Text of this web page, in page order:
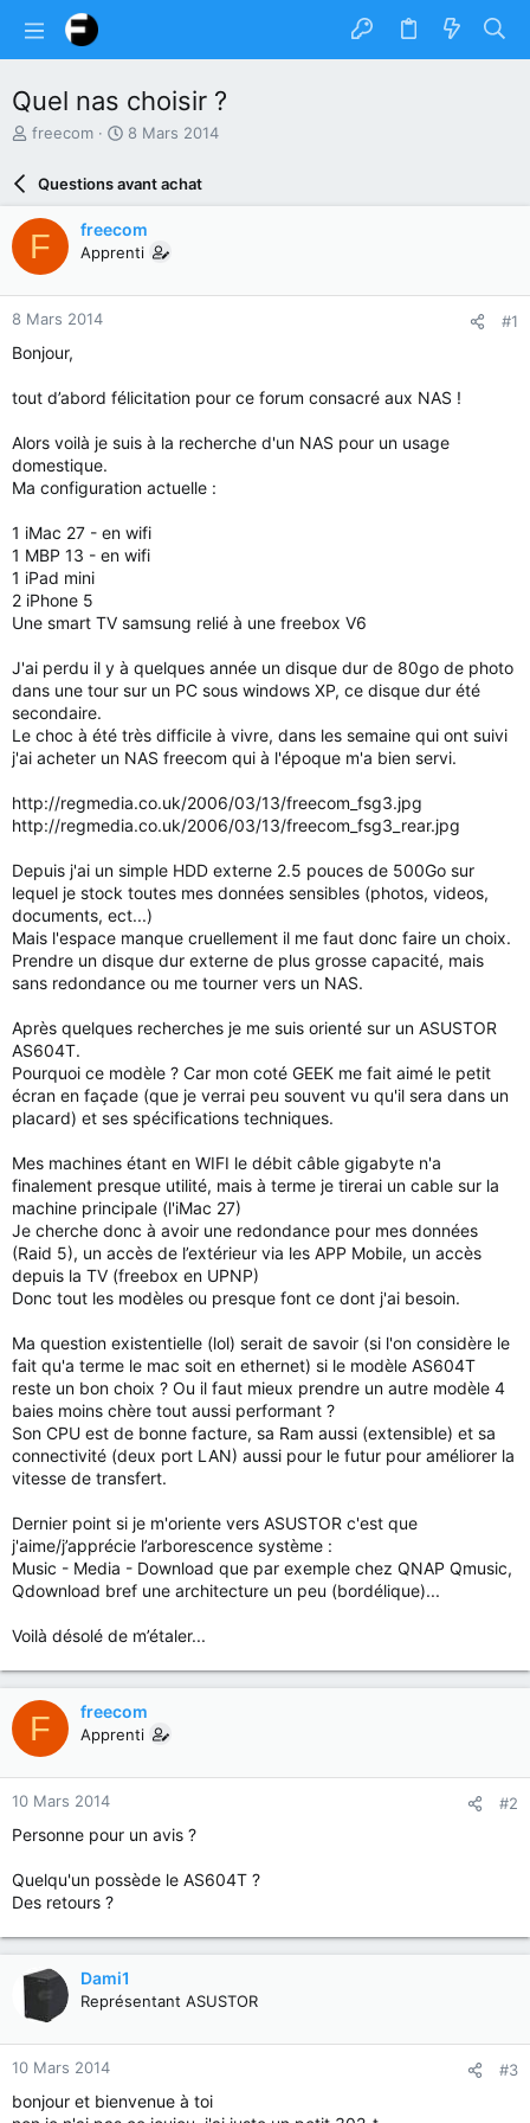
Quel nas choisir ?
A
u
r
d
u
s
u
freecom
D
e
e
d
b
8 Mars 2014
Questions avant achat
F freecom
Apprenti
8 Mars 2014 #1
Bonjour,
tout d’abord félicitation pour ce forum consacré aux NAS !
Alors voilà je suis à la recherche d'un NAS pour un usage
domestique.
Ma configuration actuelle :
1 iMac 27 - en wifi
1 MBP 13 - en wifi
1 iPad mini
2 iPhone 5
Une smart TV samsung relié à une freebox V6
J'ai perdu il y à quelques année un disque dur de 80go de photo
dans une tour sur un PC sous windows XP, ce disque dur été
secondaire.
Le choc à été très difficile à vivre, dans les semaine qui ont suivi
j'ai acheter un NAS freecom qui à l'époque m'a bien servi.
http://regmedia.co.uk/2006/03/13/freecom_fsg3.jpg
http://regmedia.co.uk/2006/03/13/freecom_fsg3_rear.jpg
Depuis j'ai un simple HDD externe 2.5 pouces de 500Go sur
lequel je stock toutes mes données sensibles (photos, videos,
documents, ect...)
Mais l'espace manque cruellement il me faut donc faire un choix.
Prendre un disque dur externe de plus grosse capacité, mais
sans redondance ou me tourner vers un NAS.
Après quelques recherches je me suis orienté sur un ASUSTOR
AS604T.
Pourquoi ce modèle ? Car mon coté GEEK me fait aimé le petit
écran en façade (que je verrai peu souvent vu qu'il sera dans un
placard) et ses spécifications techniques.
Mes machines étant en WIFI le débit câble gigabyte n'a
finalement presque utilité, mais à terme je tirerai un cable sur la
machine principale (l'iMac 27)
Je cherche donc à avoir une redondance pour mes données
(Raid 5), un accès de l’extérieur via les APP Mobile, un accès
depuis la TV (freebox en UPNP)
Donc tout les modèles ou presque font ce dont j'ai besoin.
Ma question existentielle (lol) serait de savoir (si l'on considère le
fait qu'a terme le mac soit en ethernet) si le modèle AS604T
reste un bon choix ? Ou il faut mieux prendre un autre modèle 4
baies moins chère tout aussi performant ?
Son CPU est de bonne facture, sa Ram aussi (extensible) et sa
connectivité (deux port LAN) aussi pour le futur pour améliorer la
vitesse de transfert.
Dernier point si je m'oriente vers ASUSTOR c'est que
j'aime/j’apprécie l’arborescence système :
Music - Media - Download que par exemple chez QNAP Qmusic,
Qdownload bref une architecture un peu (bordélique)...
Voilà désolé de m’étaler...
F freecom
Apprenti
10 Mars 2014 #2
Personne pour un avis ?
Quelqu'un possède le AS604T ?
Des retours ?
Dami1
Représentant ASUSTOR
10 Mars 2014 #3
bonjour et bienvenue à toi